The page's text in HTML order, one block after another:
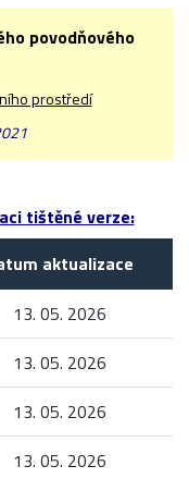
povodňového
prostředí
tištěné verze:
aktualizace
13. 05. 2026
13. 05. 2026
13. 05. 2026
13. 05. 2026